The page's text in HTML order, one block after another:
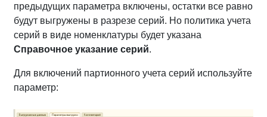
предыдущих параметра включены, остатки все равно
будут выгружены в разрезе серий. Но политика учета
серий в виде номенклатуры будет указана
Справочное указание серий.
Для включений партионного учета серий используйте
параметр: